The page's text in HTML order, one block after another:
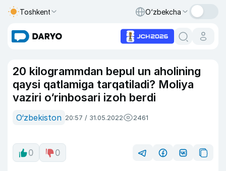
Toshkent O‘zbekcha
20 kilogrammdan bepul un aholining
qaysi qatlamiga tarqatiladi? Moliya
vaziri o‘rinbosari izoh berdi
O‘zbekiston 20:57 / 31.05.2022 2461
0 0